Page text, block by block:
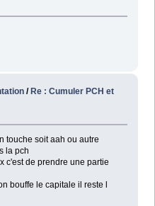
/ Re : Cumuler PCH et
touche soit aah ou autre
la pch
c'est de prendre une partie
bouffe le capitale il reste l